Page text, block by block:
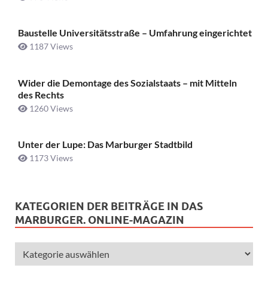
Baustelle Universitätsstraße ­– Umfahrung eingerichtet
1187 Views
Wider die Demontage des Sozialstaats – mit Mitteln
des Rechts
1260 Views
Unter der Lupe: Das Marburger Stadtbild
1173 Views
KATEGORIEN DER BEITRÄGE IN DAS
MARBURGER. ONLINE-MAGAZIN